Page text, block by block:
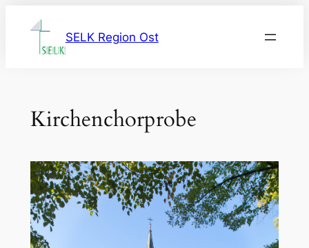
Inhalt
springen
SELK Region Ost
Kirchenchorprobe